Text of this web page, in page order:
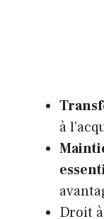
à
Droit à